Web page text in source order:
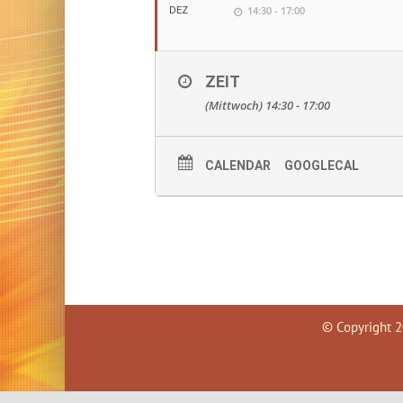
DEZ 14:30 - 17:00
ZEIT
(Mittwoch) 14:30 - 17:00
CALENDAR GOOGLECAL
© Copyright